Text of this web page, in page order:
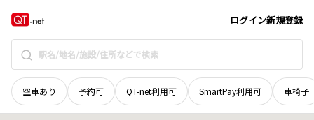
ログイン新規登録
空車あり 予約可 QT-net利用可 SmartPay利用可 車椅子
徳島県